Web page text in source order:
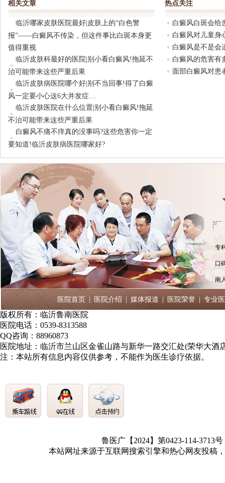
身更值得重视
相关文章
临沂哪家皮肤医院最好|皮肤上的“白色警
报”——白癜风不传染，但这件事比白斑本身更
值得重视
临沂皮肤科最好的医院|别小看白癜风!拖延不
治可能带来这些严重后果
临沂皮肤病医院哪个好|别不当回事!得了白癜
风一定要小心这6大并发症…
临沂皮肤医院在什么位置|别小看白癜风!拖延
不治可能带来这些严重后果
白癜风不痛不痒真的没事吗?这些危害你一定
要知道!临沂皮肤病医院哪家好?
热点关注
白癜风白斑会给
白癜风对儿童身
白癜风是不是会
白癜风的危害有
面部白癜风对患
专
口
南
医院首页 | 医院介绍 媒体报道 医院荣誉 专业
版权所有：临沂鲁南医院
医院电话：0539-8313588
QQ咨询：88960873
医院地址：临沂市兰山区金雀山路与新华一路交汇处(荣华大酒
注：本站所有信息内容仅供参考，不能作为医生诊疗依据。
鲁医广【2024】第0423-114-3713
本站网址来源于互联网搜索引擎和热心网友投稿